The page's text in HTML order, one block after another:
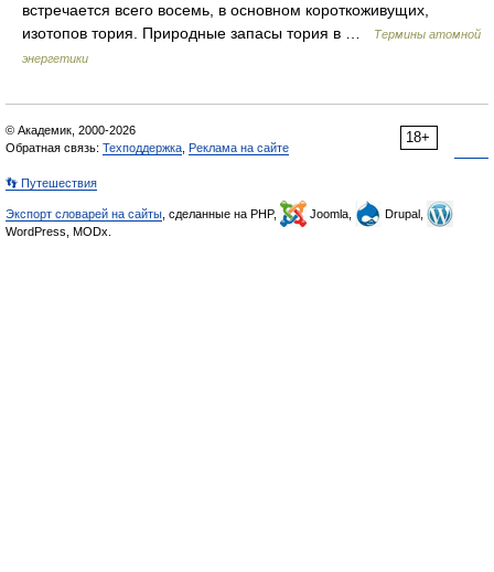
встречается всего восемь, в основном короткоживущих,
изотопов тория. Природные запасы тория в …
Термины атомной
энергетики
18+
© Академик, 2000-2026
Обратная связь: Техподдержка Реклама на сайте
👣 Путешествия
Экспорт словарей на сайты , сделанные на PHP, Joomla,
Drupal,
WordPress, MODx.